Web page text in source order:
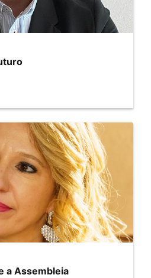
a Assembleia